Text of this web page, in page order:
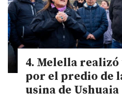
Melella
por el predio de
usina de Ushuaia